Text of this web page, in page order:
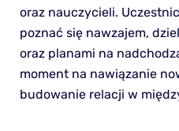
oraz nauczycieli.
poznać się nawzajem,
oraz planami na
moment na nawiązanie
budowanie relacji w